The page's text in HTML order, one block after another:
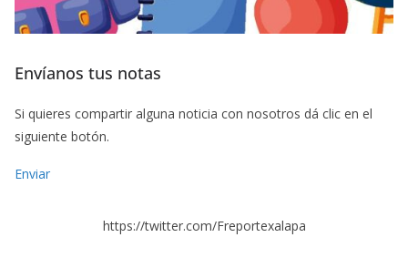
Envíanos tus notas
Si quieres compartir alguna noticia con nosotros dá clic en el
siguiente botón.
Enviar
https://twitter.com/Freportexalapa